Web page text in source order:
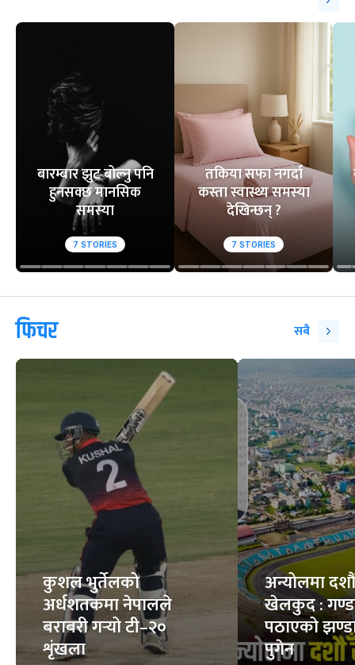
बारम्बार झुट बोल्नु पनि
हुनसक्छ मानसिक
समस्या
7 STORIES
तकिया सफा नगर्दा
कस्ता स्वास्थ्य समस्या
देखिन्छन् ?
7 STORIES
फिचर सबै
कुशल भुर्तेलको
अर्धशतकमा नेपालले
बराबरी गर्‍यो टी–२०
शृंखला
अन्योलमा दशौँ
खेलकुद :
पठाएको
पुगेन